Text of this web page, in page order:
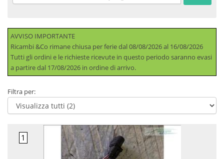
AVVISO IMPORTANTE
Ricambi &Co rimane chiusa per ferie dal 08/08/2026 al 16/08/2026
Tutti gli ordini e le richieste ricevute in questo periodo saranno evasi
a partire dal 17/08/2026 in ordine di arrivo.
Filtra per: